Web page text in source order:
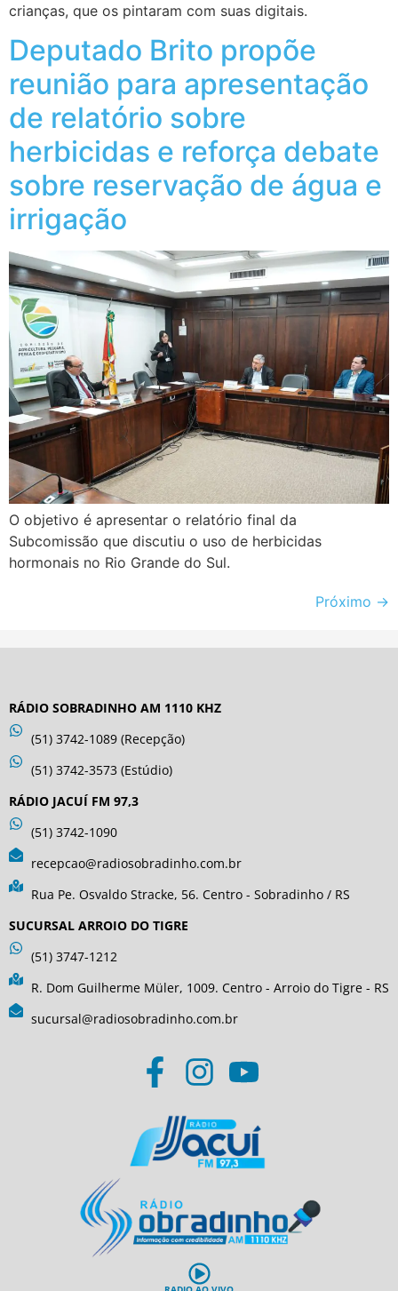
crianças, que os pintaram com suas digitais.
Deputado Brito propõe
reunião para apresentação
de relatório sobre
herbicidas e reforça debate
sobre reservação de água e
irrigação
O objetivo é apresentar o relatório final da
Subcomissão que discutiu o uso de herbicidas
hormonais no Rio Grande do Sul.
Próximo →
RÁDIO SOBRADINHO AM 1110 KHZ
(51) 3742-1089 (Recepção)
(51) 3742-3573 (Estúdio)
RÁDIO JACUÍ FM 97,3
(51) 3742-1090
recepcao@radiosobradinho.com.br
Rua Pe. Osvaldo Stracke, 56. Centro - Sobradinho / RS
SUCURSAL ARROIO DO TIGRE
(51) 3747-1212
R. Dom Guilherme Müler, 1009. Centro - Arroio do Tigre - RS
sucursal@radiosobradinho.com.br